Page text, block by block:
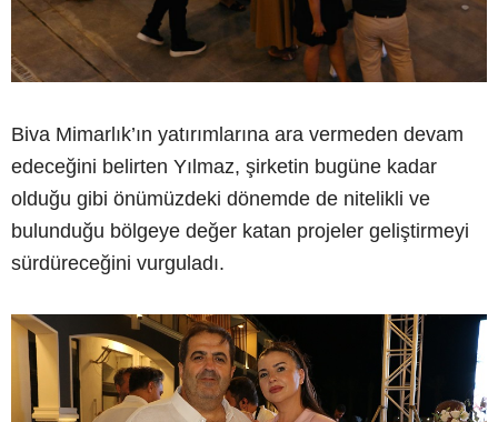
Biva Mimarlık’ın yatırımlarına ara vermeden devam
edeceğini belirten Yılmaz, şirketin bugüne kadar
olduğu gibi önümüzdeki dönemde de nitelikli ve
bulunduğu bölgeye değer katan projeler geliştirmeyi
sürdüreceğini vurguladı.